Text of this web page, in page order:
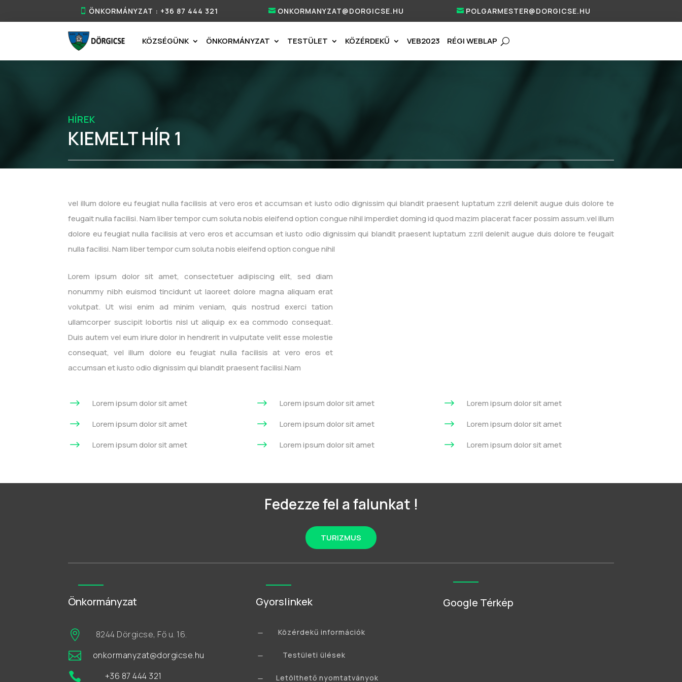
ÖNKORMÁNYZAT : +36 87 444 321 ONKORMANYZAT@DORGICSE.HU POLGARMESTER@DORGICSE.HU
KÖZSÉGÜNK ÖNKORMÁNYZAT TESTÜLET KÖZÉRDEKŰ VEB2023 RÉGI WEBLAP
HÍREK
KIEMELT HÍR 1
vel illum dolore eu feugiat nulla facilisis at vero eros et accumsan et iusto odio dignissim qui blandit praesent luptatum zzril delenit augue duis dolore te
feugait nulla facilisi. Nam liber tempor cum soluta nobis eleifend option congue nihil imperdiet doming id quod mazim placerat facer possim assum.vel illum
dolore eu feugiat nulla facilisis at vero eros et accumsan et iusto odio dignissim qui blandit praesent luptatum zzril delenit augue duis dolore te feugait
nulla facilisi. Nam liber tempor cum soluta nobis eleifend option congue nihil
Lorem ipsum dolor sit amet, consectetuer adipiscing elit, sed diam
nonummy nibh euismod tincidunt ut laoreet dolore magna aliquam erat
volutpat. Ut wisi enim ad minim veniam, quis nostrud exerci tation
ullamcorper suscipit lobortis nisl ut aliquip ex ea commodo consequat.
Duis autem vel eum iriure dolor in hendrerit in vulputate velit esse molestie
consequat, vel illum dolore eu feugiat nulla facilisis at vero eros et
accumsan et iusto odio dignissim qui blandit praesent facilisi.Nam
$ Lorem ipsum dolor sit amet
$ Lorem ipsum dolor sit amet
$ Lorem ipsum dolor sit amet
$ Lorem ipsum dolor sit amet
$ Lorem ipsum dolor sit amet
$ Lorem ipsum dolor sit amet
$ Lorem ipsum dolor sit amet
$ Lorem ipsum dolor sit amet
$ Lorem ipsum dolor sit amet
Fedezze fel a falunkat !
TURIZMUS
Önkormányzat
 8244 Dörgicse, Fő u. 16.
 onkormanyzat@dorgicse.hu
 +36 87 444 321
Gyorslinkek
K Közérdekű információk
K Testületi ülések
K Letölthető nyomtatványok
Google Térkép